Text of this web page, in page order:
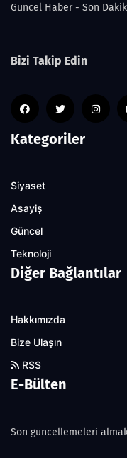
Guncel Haber - Son
Bizi Takip Edin
Kategoriler
Siyaset
Asayiş
Güncel
Teknoloji
Diğer Bağlantılar
Hakkımızda
Bize Ulaşın
RSS
E-Bülten
Son güncellemeleri